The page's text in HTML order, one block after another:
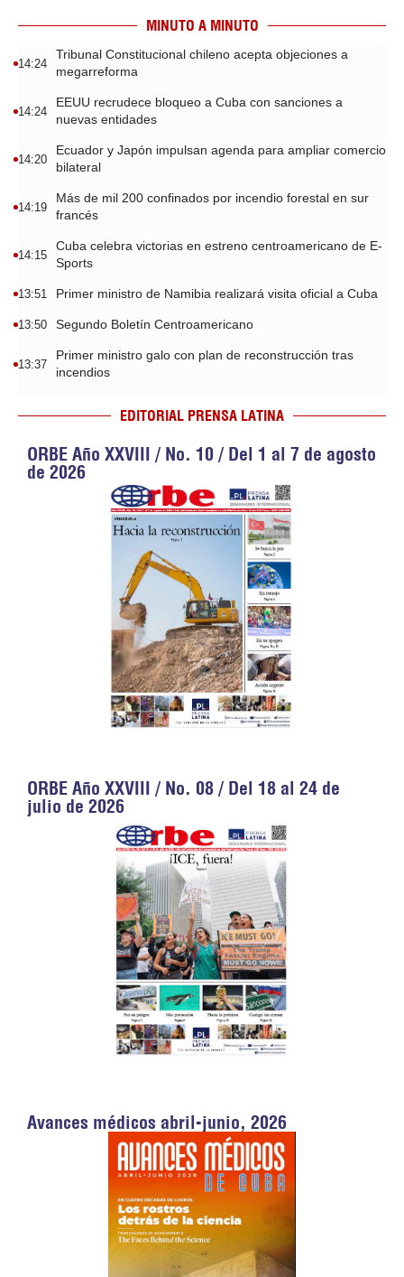
MINUTO A MINUTO
14:24
Tribunal Constitucional chileno acepta objeciones a
megarreforma
14:24
EEUU recrudece bloqueo a Cuba con sanciones a
nuevas entidades
14:20
Ecuador y Japón impulsan agenda para ampliar comercio
bilateral
14:19
Más de mil 200 confinados por incendio forestal en sur
francés
14:15
Cuba celebra victorias en estreno centroamericano de E-
Sports
13:51 Primer ministro de Namibia realizará visita oficial a Cuba
13:50 Segundo Boletín Centroamericano
13:37
Primer ministro galo con plan de reconstrucción tras
incendios
EDITORIAL PRENSA LATINA
ORBE Año XXVIII / No. 10 / Del 1 al 7 de agosto
de 2026
ORBE Año XXVIII / No. 08 / Del 18 al 24 de
julio de 2026
Avances médicos abril-junio, 2026